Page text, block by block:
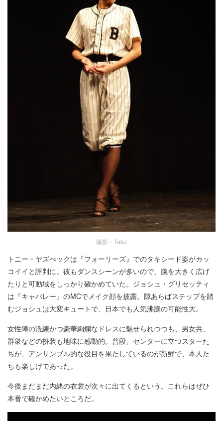
撮影：Taku
トニー・ヤズべックは『フォーリーズ』でのタキシード姿がカッ
コイイと評判に。彼もダンスシーンが多いので、腕を大きく広げ
たりと可動域をしっかり確かめていた。ジョシュ・グリセッティ
は『キャバレー』のMCでメイク顔を披露。隙あらばステップを踏
むジョシュは大変キュートで、日本でも人気沸騰の可能性大。
女性陣の洗練かつ豪華絢爛なドレスに魅せられつつも、男女共、
群衆などの扮装も地味に感動的。普段、センターに立つスターた
ちが、アンサンブル的な役目を果たしているのが新鮮で、本人た
ちも楽しげであった。
今後まだまだ内緒の衣裳が次々に出てくるという。これらはぜひ
本番で確かめたいところだ。